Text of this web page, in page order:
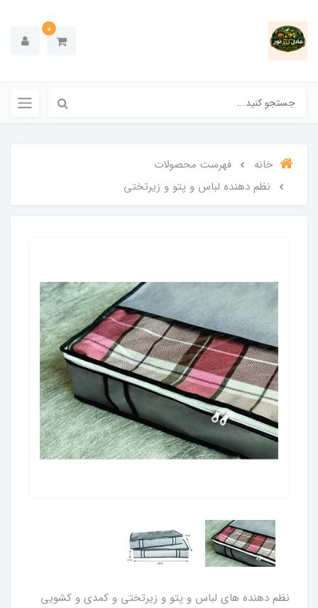
0
خانه
فهرست محصولات
نظم دهنده لباس و پتو و زیرتختی
نظم دهنده های لباس و پتو و زیرتختی و کمدی و کشویی